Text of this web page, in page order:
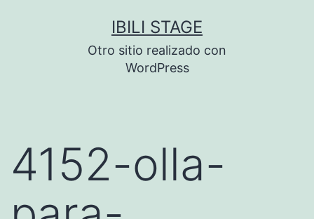
IBILI STAGE
Otro sitio realizado con
WordPress
4152-olla-